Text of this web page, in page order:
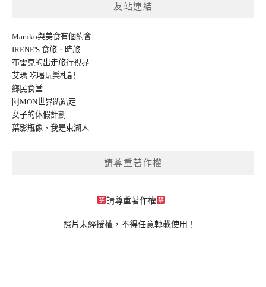
友站連結
Maruko與美食有個約會
IRENE'S 食旅．時旅
布雷克的出走旅行視界
艾瑪 吃喝玩樂札記
鄉民食堂
阿MON世界趴趴走
女子的休假計劃
葉影瓶像 、 我是東湖人
請尊重著作權
請尊重著作權
照片未經授權，不得任意轉載使用！